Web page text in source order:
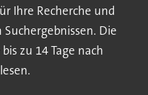
Ihre Recherche und
Die
zu 14 Tage nach